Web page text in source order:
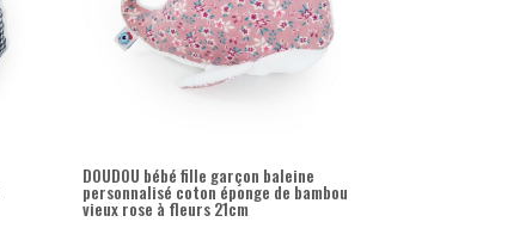
DOUDOU bébé fille garçon baleine
personnalisé coton éponge de bambou
vieux rose à fleurs 21cm